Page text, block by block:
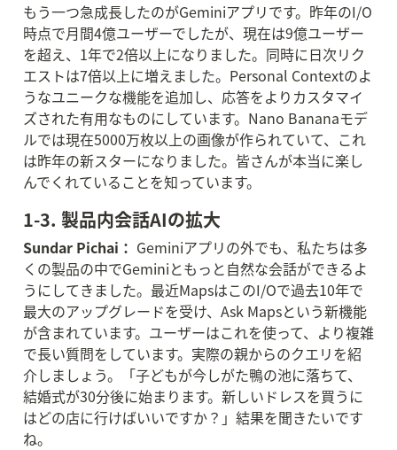
もう一つ急成長したのがGeminiアプリです。昨年のI/O
時点で月間4億ユーザーでしたが、現在は9億ユーザー
を超え、1年で2倍以上になりました。同時に日次リク
エストは7倍以上に増えました。Personal Contextのよ
うなユニークな機能を追加し、応答をよりカスタマイ
ズされた有用なものにしています。Nano Bananaモデ
ルでは現在5000万枚以上の画像が作られていて、これ
は昨年の新スターになりました。皆さんが本当に楽し
んでくれていることを知っています。
1-3. 製品内会話AIの拡大
Sundar Pichai： Geminiアプリの外でも、私たちは多
くの製品の中でGeminiともっと自然な会話ができるよ
うにしてきました。最近MapsはこのI/Oで過去10年で
最大のアップグレードを受け、Ask Mapsという新機能
が含まれています。ユーザーはこれを使って、より複雑
で長い質問をしています。実際の親からのクエリを紹
介しましょう。「子どもが今しがた鴨の池に落ちて、
結婚式が30分後に始まります。新しいドレスを買うに
はどの店に行けばいいですか？」結果を聞きたいです
ね。